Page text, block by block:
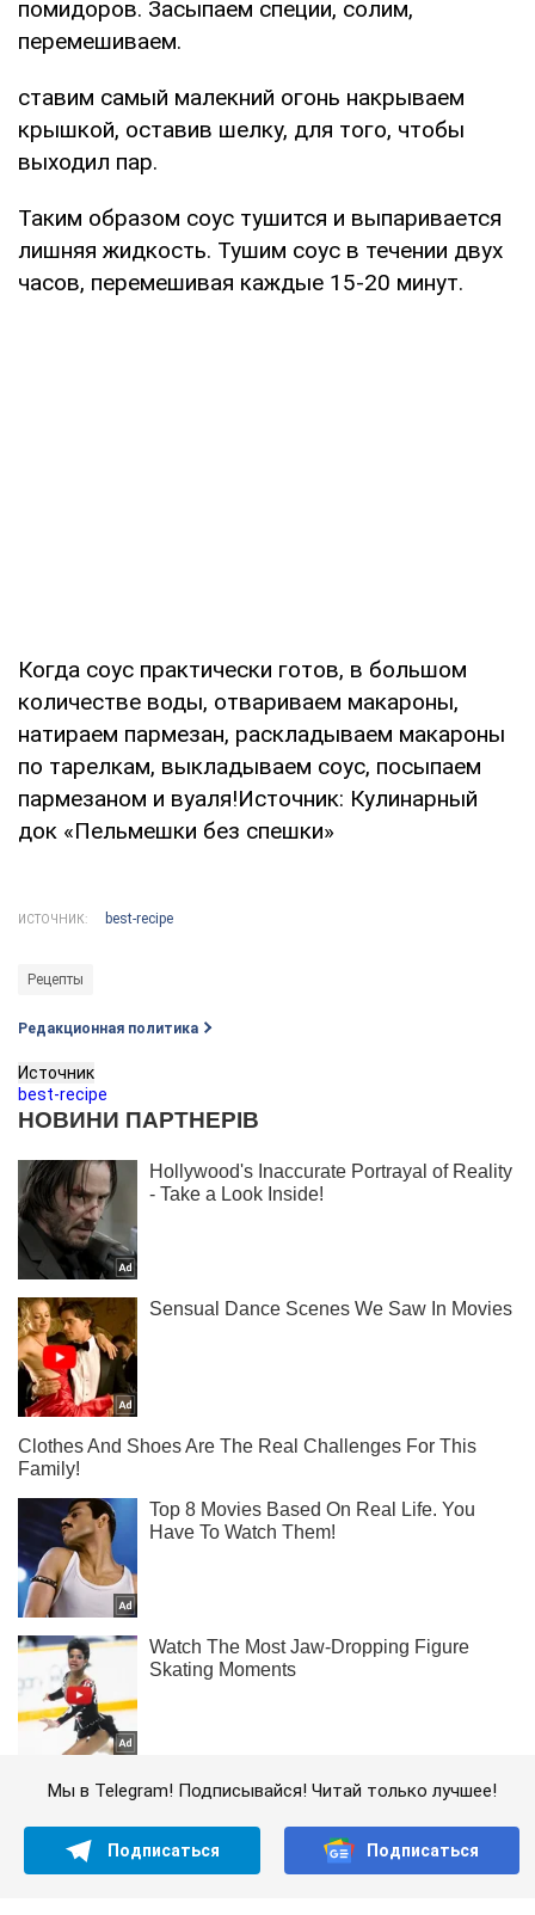
помидоров. Засыпаем специи, солим,
перемешиваем.
ставим самый малекний огонь накрываем
крышкой, оставив шелку, для того, чтобы
выходил пар.
Таким образом соус тушится и выпаривается
лишняя жидкость. Тушим соус в течении двух
часов, перемешивая каждые 15-20 минут.
Когда соус практически готов, в большом
количестве воды, отвариваем макароны,
натираем пармезан, раскладываем макароны
по тарелкам, выкладываем соус, посыпаем
пармезаном и вуаля!Источник: Кулинарный
док «Пельмешки без спешки»
ИСТОЧНИК: best-recipe
Рецепты
Редакционная политика
Источник
best-recipe
Мы в Telegram! Подписывайся! Читай только лучшее!
Подписаться Подписаться